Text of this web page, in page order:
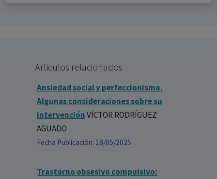
Articulos relacionados
Ansiedad social y perfeccionismo.
Algunas consideraciones sobre su
intervenciónVÍCTOR RODRÍGUEZ
AGUADO
Fecha Publicación: 18/05/2025
Trastorno obsesivo compulsivo: